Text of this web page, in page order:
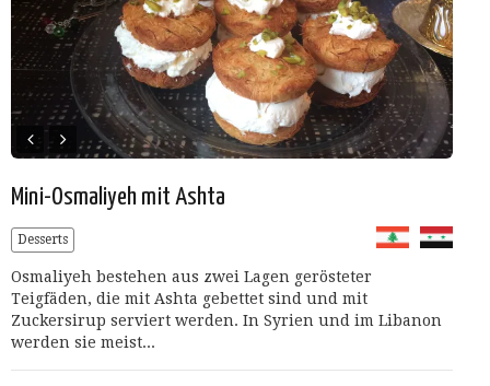
Mini-Osmaliyeh mit Ashta
Desserts
Osmaliyeh bestehen aus zwei Lagen gerösteter
Teigfäden, die mit Ashta gebettet sind und mit
Zuckersirup serviert werden. In Syrien und im Libanon
werden sie meist...